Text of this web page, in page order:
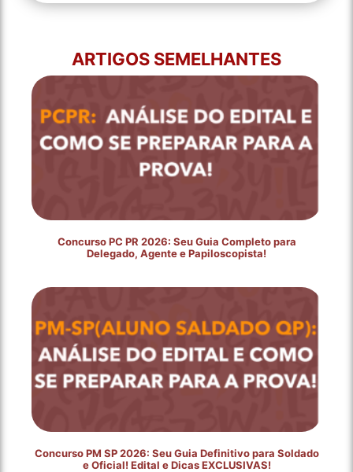
ARTIGOS SEMELHANTES
Concurso PC PR 2026: Seu Guia Completo para
Delegado, Agente e Papiloscopista!
Concurso PM SP 2026: Seu Guia Definitivo para Soldado
e Oficial! Edital e Dicas EXCLUSIVAS!